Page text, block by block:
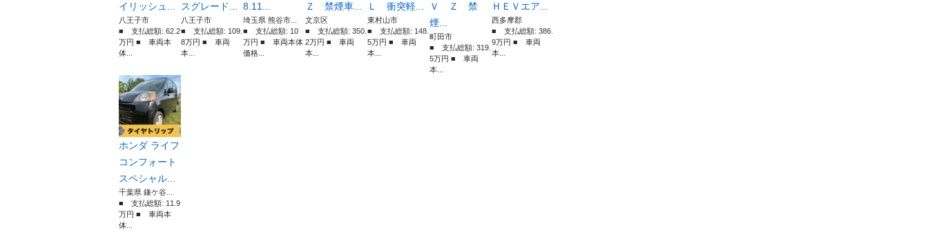
イリッシュ...
八王子市
■ 支払総額: 62.2
万円 ■ 車両本
体...
スグレード...
八王子市
■ 支払総額: 109.
8万円 ■ 車両
本...
8.11...
埼玉県 熊谷市...
■ 支払総額: 10
万円 ■ 車両本体
価格...
Ｚ 禁煙車...
文京区
■ 支払総額: 350.
2万円 ■ 車両
本...
Ｌ 衝突軽...
東村山市
■ 支払総額: 148.
5万円 ■ 車両
本...
Ｖ Ｚ 禁
煙...
町田市
■ 支払総額: 319.
5万円 ■ 車両
本...
ＨＥＶエア...
西多摩郡
■ 支払総額: 386.
9万円 ■ 車両
本...
ホンダ ライフ
コンフォート
スペシャル...
千葉県 鎌ケ谷...
■ 支払総額: 11.9
万円 ■ 車両本
体...